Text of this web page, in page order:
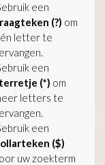
een
(?) om
letter te
een
(*) om
letters te
een
($)
uw zoekterm